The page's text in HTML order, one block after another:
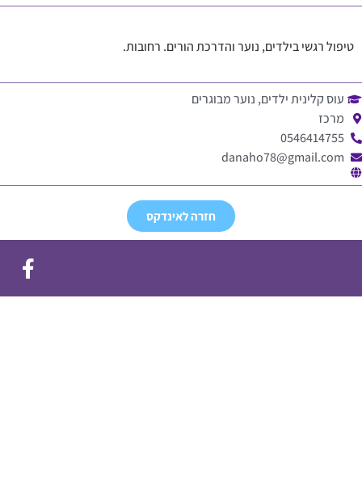
טיפול רגשי בילדים, נוער והדרכת הורים. ‏רחובות‏.
עוס קלינית ילדים, נוער מבוגרים
מרכז
0546414755
danaho78@gmail.com
חזרה לאינדקס